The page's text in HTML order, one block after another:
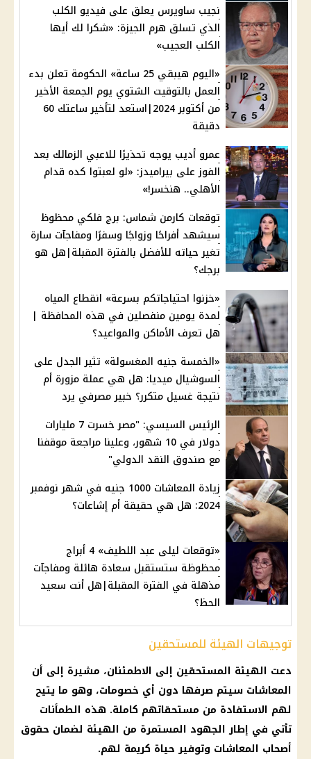
نجيب ساويرس يعلق على فيديو الكلب
الذي تسلق هرم الجيزة: «شكرا لك أيها
الكلب العجيب»
«اليوم هيبقي 25 ساعة» الحكومة تعلن بدء
العمل بالتوقيت الشتوي يوم الجمعة الأخير
من أكتوبر 2024|استعد لتأخير ساعتك 60
دقيقة
عمرو أديب يوجه تحذيرًا للاعبي الزمالك بعد
الفوز على بيراميدز: «لو لعبتوا كده قدام
الأهلي.. هنخسر!»
توقعات كارمن شماس: برج فلكي محظوظ
سيشهد أفراحًا وزواجًا وسفرًا ومفاجآت سارة
تغير حياته للأفضل بالفترة المقبلة|هل هو
برجك؟
«خزنوا احتياجاتكم بسرعة» انقطاع المياه
لمدة يومين منفصلين في هذه المحافظة |
هل تعرف الأماكن والمواعيد؟
«الخمسة جنيه المغسولة» تثير الجدل على
السوشيال ميديا: هل هي عملة مزورة أم
نتيجة غسيل متكرر؟ خبير مصرفي يرد
الرئيس السيسي: "مصر خسرت 7 مليارات
دولار في 10 شهور، وعلينا مراجعة موقفنا
مع صندوق النقد الدولي"
زيادة المعاشات 1000 جنيه في شهر نوفمبر
2024: هل هي حقيقة أم إشاعات؟
«توقعات ليلى عبد اللطيف» 4 أبراج
محظوظة ستستقبل سعادة هائلة ومفاجآت
مذهلة في الفترة المقبلة|هل أنت سعيد
الحظ؟
توجيهات الهيئة للمستحقين
دعت الهيئة المستحقين إلى الاطمئنان، مشيرة إلى أن
المعاشات سيتم صرفها دون أي خصومات، وهو ما يتيح
لهم الاستفادة من مستحقاتهم كاملة. هذه الطمأنات
تأتي في إطار الجهود المستمرة من الهيئة لضمان حقوق
أصحاب المعاشات وتوفير حياة كريمة لهم.